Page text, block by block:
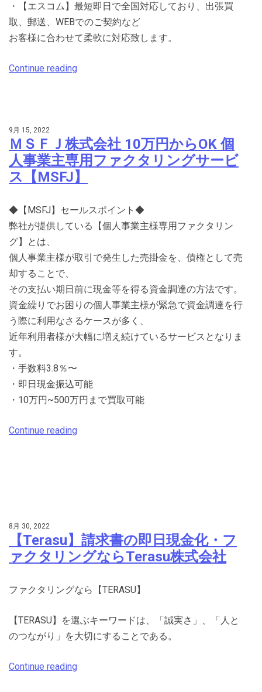
・【エスコム】最短即日で全国対応しており、出張買
取、郵送、WEBでのご契約など
お客様に合わせて柔軟に対応致します。
Continue reading
9月 15, 2022
ＭＳＦＪ株式会社 10万円からOK 個
人事業主専用ファクタリングサービ
ス【MSFJ】
◆【MSFJ】セールスポイント◆
弊社が提供している【個人事業主様専用ファクタリン
グ】とは、
個人事業主様が取引で発生した売掛金を、債権として売
却することで、
その支払い期日前に現金等を得る資金調達の方法です。
資金繰りでお困りの個人事業主様が緊急で資金調達を行
う際に利用なさるケースが多く、
近年利用者様が大幅に増え続けているサービスとなりま
す。
・手数料3.8％〜
・即日現金振込可能
・10万円~500万円まで買取可能
Continue reading
8月 30, 2022
【Terasu】請求書の即日現金化・フ
ァクタリングならTerasu株式会社
ファクタリングなら【TERASU】
【TERASU】を選ぶキーワードは、「誠実さ」、「人と
のつながり」を大切にすることである。
Continue reading